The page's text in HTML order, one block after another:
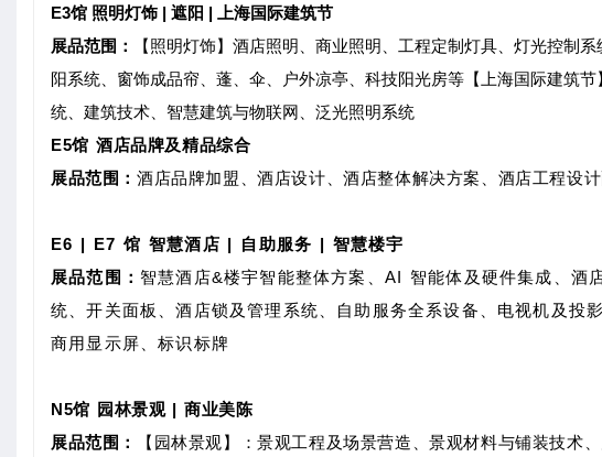
E3馆 照明灯饰 | 遮阳 | 上海国际建筑节
展品范围：
【照明灯饰】酒店照明、商业照明、工程定制灯具、灯光控制
阳系统、窗饰成品帘、蓬、伞、户外凉亭、科技阳光房等 【上海国际建筑
统、建筑技术、智慧建筑与物联网、泛光照明系统
E5馆 酒店品牌及精品综合
展品范围： 酒店品牌加盟、酒店设计、酒店整体解决方案、酒店工程设
E6 | E7 馆 智慧酒店 | 自助服务 | 智慧楼宇
展品范围： 智慧酒店&楼宇智能整体方案、AI 智能体及硬件集成、酒
统、开关面板、酒店锁及管理系统、自助服务全系设备、电视机及投
商用显示屏、标识标牌
N5馆 园林景观 | 商业美陈
展品范围：
【园林景观】：景观工程及场景营造、景观材料与铺装技